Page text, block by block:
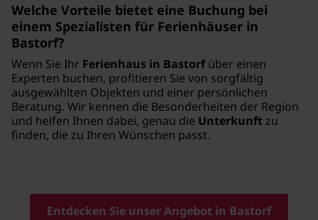
Welche Vorteile bietet eine Buchung bei
einem Spezialisten für Ferienhäuser in
Bastorf?
Wenn Sie Ihr Ferienhaus in Bastorfüber einen
Experten buchen, profitieren Sie von sorgfältig
ausgewählten Objekten und einer persönlichen
Beratung. Wir kennen die Besonderheiten der Region
und helfen Ihnen dabei, genau die Unterkunftzu
finden, die zu Ihren Wünschen passt.
Entdecken Sie unser Angebot in Bastorf